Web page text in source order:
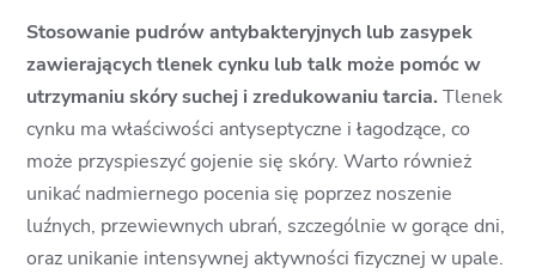
Stosowanie pudrów antybakteryjnych lub zasypek
zawierających tlenek cynku lub talk może pomóc w
utrzymaniu skóry suchej i zredukowaniu tarcia. Tlenek
cynku ma właściwości antyseptyczne i łagodzące, co
może przyspieszyć gojenie się skóry. Warto również
unikać nadmiernego pocenia się poprzez noszenie
luźnych, przewiewnych ubrań, szczególnie w gorące dni,
oraz unikanie intensywnej aktywności fizycznej w upale.